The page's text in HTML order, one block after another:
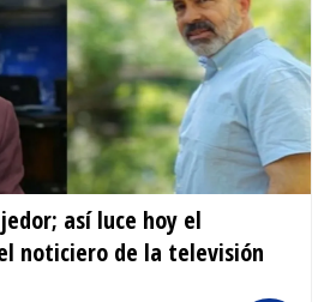
así luce hoy el
noticiero de la televisión